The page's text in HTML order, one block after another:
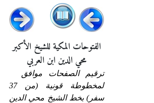
الفتوحات المكية للشيخ الأكبر
محي الدين ابن العربي
ترقيم الصفحات موافق
لمخطوطة قونية (من 37
سفر) بخط الشيخ محي الدين